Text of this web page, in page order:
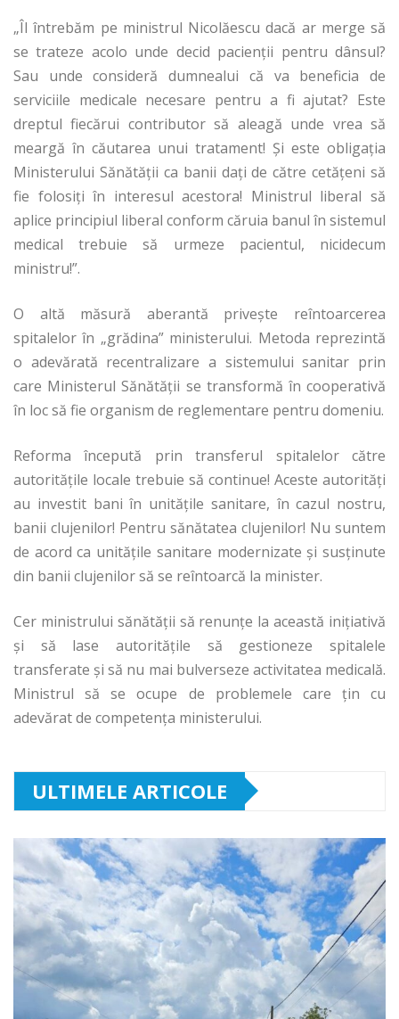
„Îl întrebăm pe ministrul Nicolăescu dacă ar merge să
se trateze acolo unde decid pacienţii pentru dânsul?
Sau unde consideră dumnealui că va beneficia de
serviciile medicale necesare pentru a fi ajutat? Este
dreptul fiecărui contributor să aleagă unde vrea să
meargă în căutarea unui tratament! Şi este obligaţia
Ministerului Sănătăţii ca banii daţi de către cetăţeni să
fie folosiţi în interesul acestora! Ministrul liberal să
aplice principiul liberal conform căruia banul în sistemul
medical trebuie să urmeze pacientul, nicidecum
ministru!”.
O altă măsură aberantă priveşte reîntoarcerea
spitalelor în „grădina” ministerului. Metoda reprezintă
o adevărată recentralizare a sistemului sanitar prin
care Ministerul Sănătăţii se transformă în cooperativă
în loc să fie organism de reglementare pentru domeniu.
Reforma începută prin transferul spitalelor către
autorităţile locale trebuie să continue! Aceste autorităţi
au investit bani în unităţile sanitare, în cazul nostru,
banii clujenilor! Pentru sănătatea clujenilor! Nu suntem
de acord ca unităţile sanitare modernizate şi susţinute
din banii clujenilor să se reîntoarcă la minister.
Cer ministrului sănătăţii să renunţe la această iniţiativă
şi să lase autorităţile să gestioneze spitalele
transferate şi să nu mai bulverseze activitatea medicală.
Ministrul să se ocupe de problemele care ţin cu
adevărat de competenţa ministerului.
ULTIMELE ARTICOLE